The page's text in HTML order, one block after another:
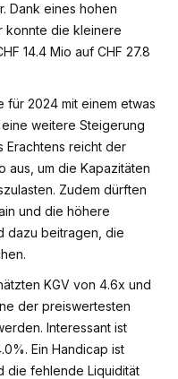
Dank eines hohen
konnte die kleinere
14.4 Mio auf CHF 27.8
für 2024 mit einem etwas
weitere Steigerung
Erachtens reicht der
aus, um die Kapazitäten
Zudem dürften
und die höhere
dazu beitragen, die
KGV von 4.6x und
der preiswertesten
Interessant ist
Ein Handicap ist
die fehlende Liquidität